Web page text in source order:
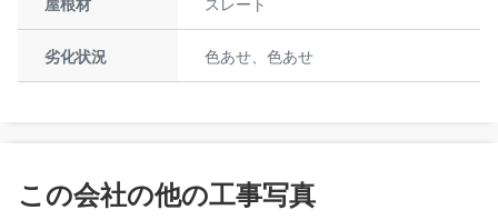
劣化状況 色あせ、色あせ
この会社の他の工事写真